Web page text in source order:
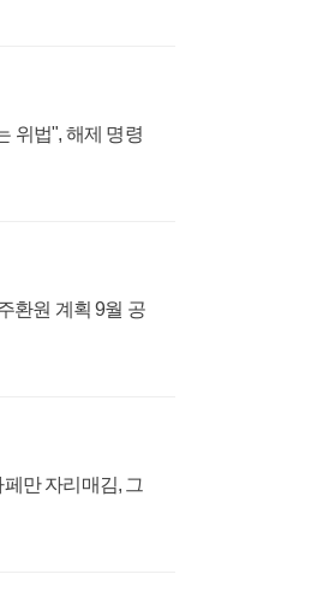
위법", 해제 명령
환원 계획 9월 공
만 자리매김, 그